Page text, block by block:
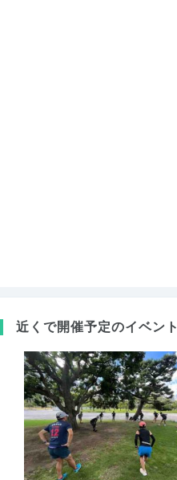
近くで開催予定のイベント